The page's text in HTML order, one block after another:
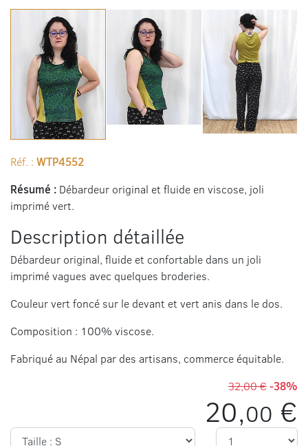
Réf. : WTP4552
Résumé : Débardeur original et fluide en viscose, joli
imprimé vert.
Description détaillée
Débardeur original, fluide et confortable dans un joli
imprimé vagues avec quelques broderies.
Couleur vert foncé sur le devant et vert anis dans le dos.
Composition : 100% viscose.
Fabriqué au Népal par des artisans, commerce équitable.
32,00 €-38%
20,00 €